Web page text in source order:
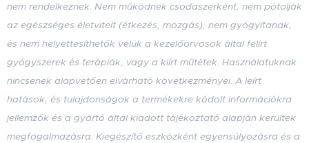
nem rendelkeznek. Nem működnek csodaszerként, nem pótolják
az egészséges életvitelt (étkezés, mozgás), nem gyógyítanak,
és nem helyettesíthetők velük a kezelőorvosok által felírt
gyógyszerek és terápiák, vagy a kiírt műtétek. Használatuknak
nincsenek alapvetően elvárható következményei. A leírt
hatások, és tulajdonságok a termékekre kódolt információkra
jellemzők és a gyártó által kiadott tájékoztató alapján kerültek
megfogalmazásra. Kiegészítő eszközként egyensúlyozásra és a